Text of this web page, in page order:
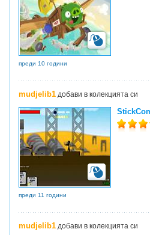
преди 10 години
mudjelib1 добави в колекцията си
преди 11 години
mudjelib1 добави в колекцията си